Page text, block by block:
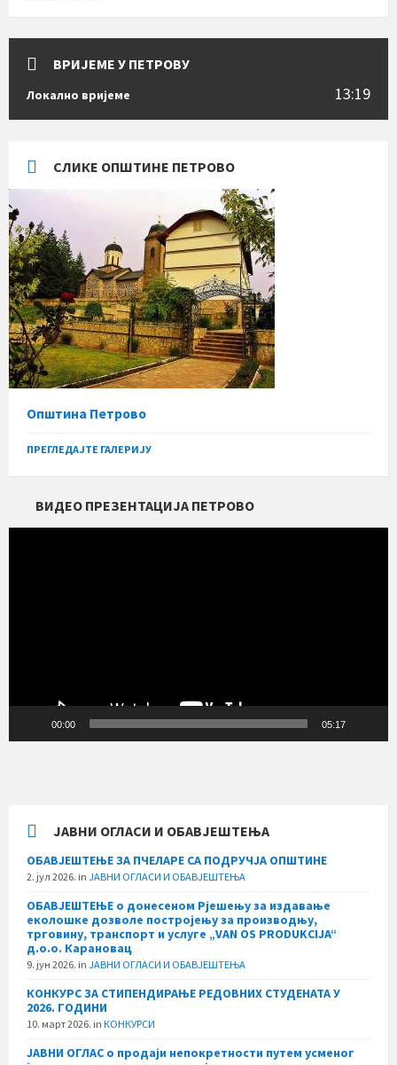
ВРИЈЕМЕ У ПЕТРОВУ
Локално вријеме 13:19
СЛИКЕ ОПШТИНЕ ПЕТРОВО
Општина Петрово
ПРЕГЛЕДАЈТЕ ГАЛЕРИЈУ
ВИДЕО ПРЕЗЕНТАЦИЈА ПЕТРОВО
00:00 05:17
ЈАВНИ ОГЛАСИ И ОБАВЈЕШТЕЊА
ОБАВЈЕШТЕЊЕ ЗА ПЧЕЛАРЕ СА ПОДРУЧЈА ОПШТИНЕ
2. јул 2026. in ЈАВНИ ОГЛАСИ И ОБАВЈЕШТЕЊА
ОБАВЈЕШТЕЊЕ о донесеном Рјешењу за издавање
еколошке дозволе постројењу за производњу,
трговину, транспорт и услуге „VAN OS PRODUKCIJA“
д.о.о. Карановац
9. јун 2026. in ЈАВНИ ОГЛАСИ И ОБАВЈЕШТЕЊА
КОНКУРС ЗА СТИПЕНДИРАЊЕ РЕДОВНИХ СТУДЕНАТА У
2026. ГОДИНИ
10. март 2026. in КОНКУРСИ
ЈАВНИ ОГЛАС о продаји непокретности путем усменог